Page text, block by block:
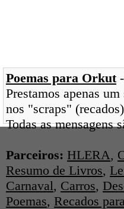
Poemas para Orkut-
Prestamos apenas
nos "scraps"
Todas as mensagens
Parceiros: HLERA,
Resumo de Livros,
Carnaval, Carros,
Poemas, Recados